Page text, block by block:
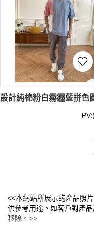
<<本網站所展示的產品照
供參考用途。如客戶對產
移除。>>